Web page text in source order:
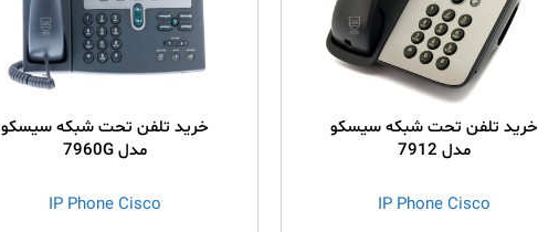
خرید تلفن تحت شبکه سیسکو
مدل 7912
IP Phone Cisco
خرید تلفن تحت شبکه سیسکو
مدل 7960G
IP Phone Cisco